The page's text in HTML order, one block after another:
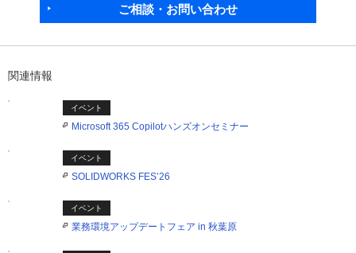
ご相談・お問い合わせ
関連情報
イベント
Microsoft 365 Copilotハンズオンセミナー
イベント
SOLIDWORKS FES’26
イベント
業務環境アップデートフェア in 秋葉原